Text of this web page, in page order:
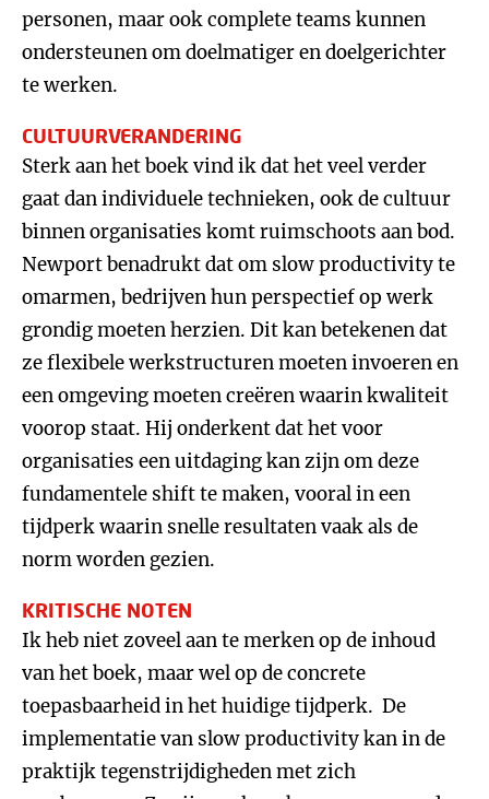
personen, maar ook complete teams kunnen
ondersteunen om doelmatiger en doelgerichter
te werken.
CULTUURVERANDERING
Sterk aan het boek vind ik dat het veel verder
gaat dan individuele technieken, ook de cultuur
binnen organisaties komt ruimschoots aan bod.
Newport benadrukt dat om slow productivity te
omarmen, bedrijven hun perspectief op werk
grondig moeten herzien. Dit kan betekenen dat
ze flexibele werkstructuren moeten invoeren en
een omgeving moeten creëren waarin kwaliteit
voorop staat. Hij onderkent dat het voor
organisaties een uitdaging kan zijn om deze
fundamentele shift te maken, vooral in een
tijdperk waarin snelle resultaten vaak als de
norm worden gezien.
KRITISCHE NOTEN
Ik heb niet zoveel aan te merken op de inhoud
van het boek, maar wel op de concrete
toepasbaarheid in het huidige tijdperk. De
implementatie van slow productivity kan in de
praktijk tegenstrijdigheden met zich